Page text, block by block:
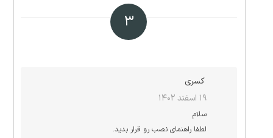
۳
کسری
۱۹ اسفند ۱۴۰۲
سلام
لطفا راهنمای نصب رو قرار بدید.